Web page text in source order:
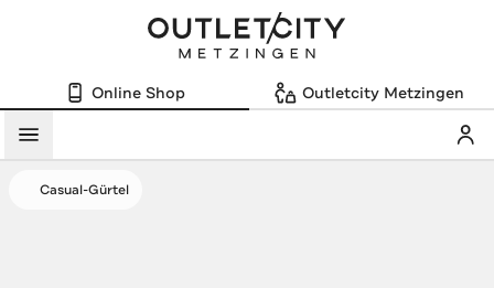
Online Shop Outletcity Metzingen
Menü
Casual-Gürtel